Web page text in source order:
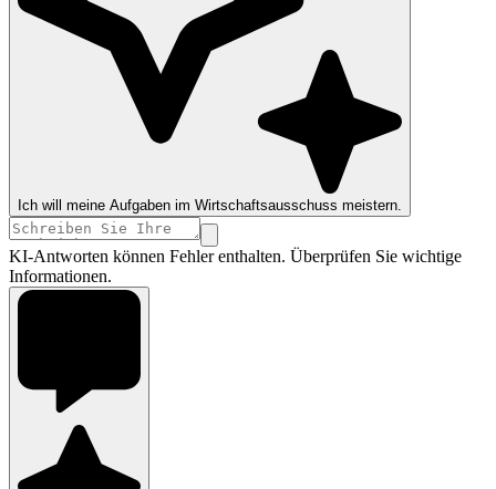
Ich will meine Aufgaben im Wirtschaftsausschuss meistern.
KI-Antworten können Fehler enthalten. Überprüfen Sie wichtige
Informationen.